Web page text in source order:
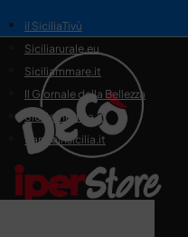
il SiciliaTivù
Siciliarurale.eu
Siciliammare.it
Il Giornale della Bellezza
Siciliamedica.it
Sanitainsicilia.it